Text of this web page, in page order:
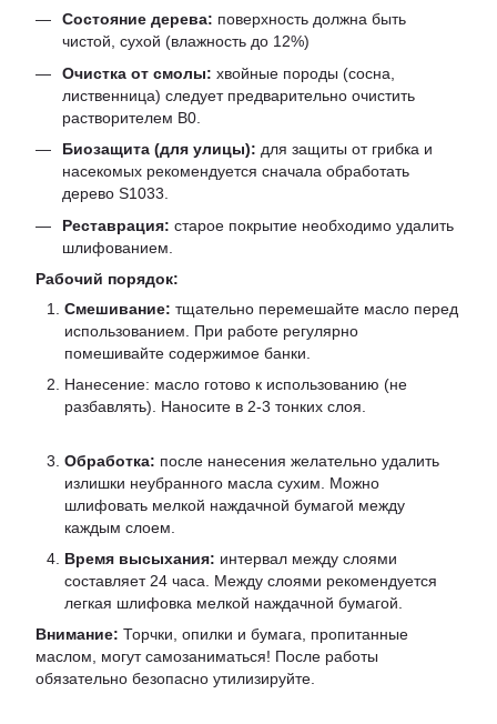
Состояние дерева: поверхность должна быть
чистой, сухой (влажность до 12%)
Очистка от смолы: хвойные породы (сосна,
лиственница) следует предварительно очистить
растворителем B0.
Биозащита (для улицы): для защиты от грибка и
насекомых рекомендуется сначала обработать
дерево S1033.
Реставрация: старое покрытие необходимо удалить
шлифованием.
Рабочий порядок:
Смешивание: тщательно перемешайте масло перед
использованием. При работе регулярно
помешивайте содержимое банки.
Нанесение: масло готово к использованию (не
разбавлять). Наносите в 2-3 тонких слоя.
Обработка: после нанесения желательно удалить
излишки неубранного масла сухим. Можно
шлифовать мелкой наждачной бумагой между
каждым слоем.
Время высыхания: интервал между слоями
составляет 24 часа. Между слоями рекомендуется
легкая шлифовка мелкой наждачной бумагой.
Внимание: Торчки, опилки и бумага, пропитанные
маслом, могут самозаниматься! После работы
обязательно безопасно утилизируйте.